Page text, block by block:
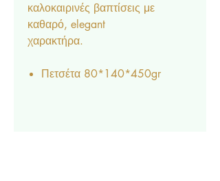
καλοκαιρινές βαπτίσεις με
καθαρό, elegant
χαρακτήρα.
Πετσέτα 80*140*450gr